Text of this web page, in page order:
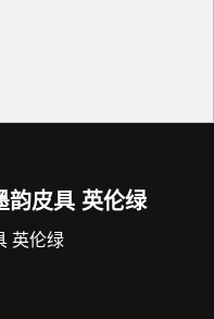
韵皮具 英伦绿
英伦绿